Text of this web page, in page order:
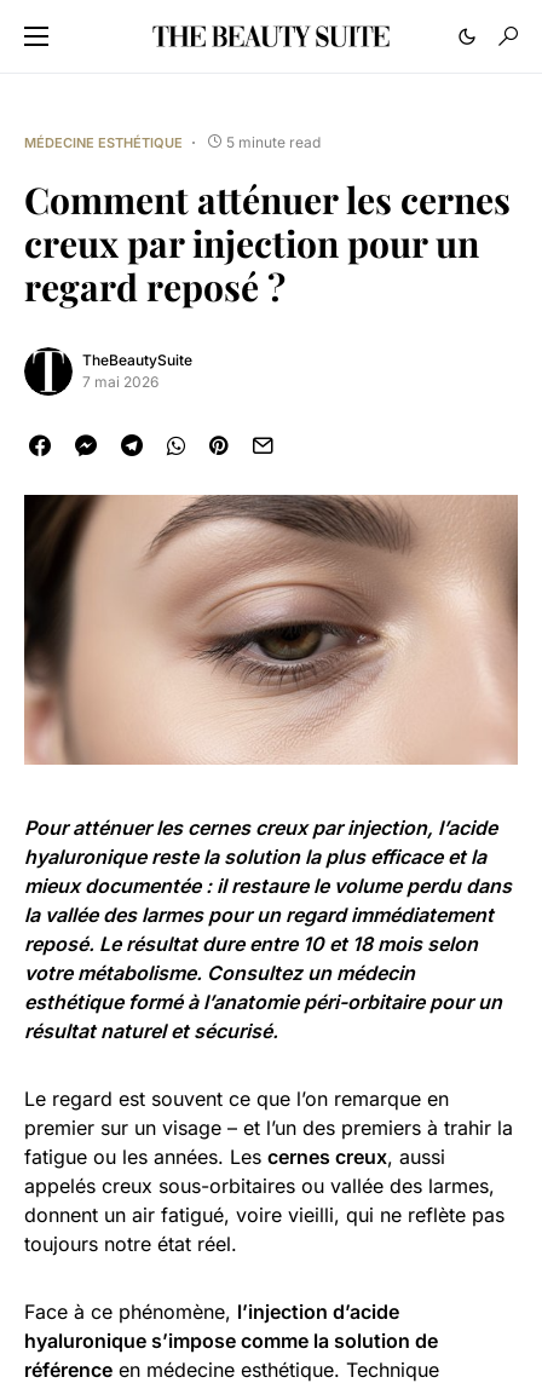
MÉDECINE ESTHÉTIQUE 5 minute read
Comment atténuer les cernes
creux par injection pour un
regard reposé ?
TheBeautySuite
7 mai 2026
Pour atténuer les cernes creux par injection, l’acide
hyaluronique reste la solution la plus efficace et la
mieux documentée : il restaure le volume perdu dans
la vallée des larmes pour un regard immédiatement
reposé. Le résultat dure entre 10 et 18 mois selon
votre métabolisme. Consultez un médecin
esthétique formé à l’anatomie péri-orbitaire pour un
résultat naturel et sécurisé.
Le regard est souvent ce que l’on remarque en
premier sur un visage – et l’un des premiers à trahir la
fatigue ou les années. Les cernes creux, aussi
appelés creux sous-orbitaires ou vallée des larmes,
donnent un air fatigué, voire vieilli, qui ne reflète pas
toujours notre état réel.
Face à ce phénomène, l’injection d’acide
hyaluronique s’impose comme la solution de
référence en médecine esthétique. Technique